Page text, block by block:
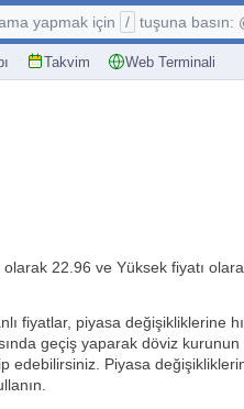
Takvim Web Terminali
yapmak için / tuşuna basın: @kullanıcı,
22.96 ve Yüksek fiyatı
fiyatlar, piyasa değişikliklerine
geçiş yaparak döviz kurunun
edebilirsiniz. Piyasa